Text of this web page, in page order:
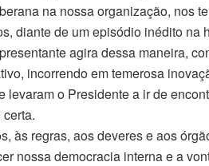
na nossa organização, nos
diante de um episódio inédito na
agira dessa maneira,
incorrendo em temerosa
levaram o Presidente a ir de
às regras, aos deveres e aos
nossa democracia interna e a